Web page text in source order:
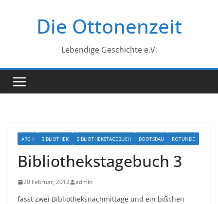
Die Ottonenzeit
Lebendige Geschichte e.V.
ARCH BIBLIOTHEK BIBLIOTHEKSTAGEBUCH BOOTSBAU ROTUNDE
Bibliothekstagebuch 3
20 Februar, 2012 admin
fasst zwei Bibliotheksnachmittage und ein bißchen